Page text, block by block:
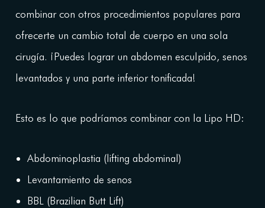
combinar con otros procedimientos populares para
ofrecerte un cambio total de cuerpo en una sola
cirugía. ¡Puedes lograr un abdomen esculpido, senos
levantados y una parte inferior tonificada!
Esto es lo que podríamos combinar con la Lipo HD:
Abdominoplastia (lifting abdominal)
Levantamiento de senos
BBL (Brazilian Butt Lift)